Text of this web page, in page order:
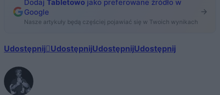
Dodaj Tabletowo jako preferowane źródło w
Google
Nasze artykuły będą częściej pojawiać się w Twoich wynikach
Udostępnij UdostępnijUdostępnijUdostępnij